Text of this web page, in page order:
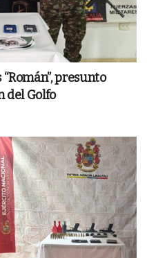
presunto
del Golfo